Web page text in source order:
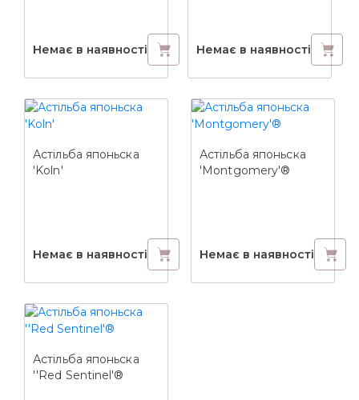
Немає в наявності Немає в наявності
Астільба японьска
'Koln'
Немає в наявності
Астільба японьска
'Montgomery'®
Немає в наявності
Астільба японьска
''Red Sentinel'®